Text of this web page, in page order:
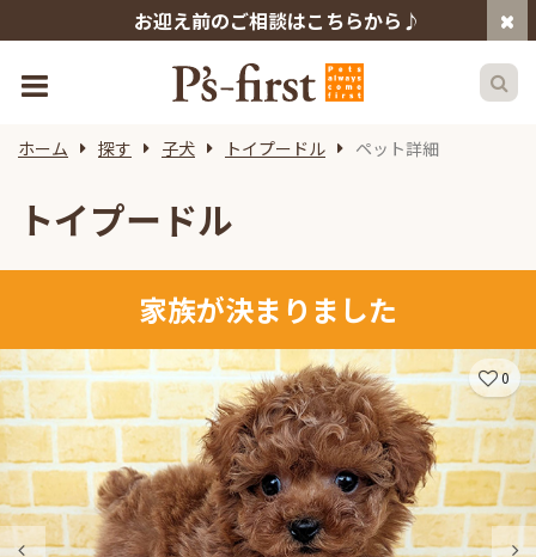
お迎え前のご相談はこちらから♪
ホーム 探す 子犬 トイプードル ペット詳細
トイプードル
家族が決まりました
0